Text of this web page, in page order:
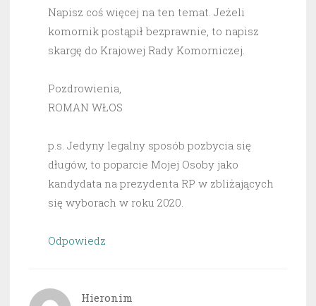
Napisz coś więcej na ten temat. Jeżeli
komornik postąpił bezprawnie, to napisz
skargę do Krajowej Rady Komorniczej.
Pozdrowienia,
ROMAN WŁOS
p.s. Jedyny legalny sposób pozbycia się
długów, to poparcie Mojej Osoby jako
kandydata na prezydenta RP w zbliżających
się wyborach w roku 2020.
Odpowiedz
Hieronim